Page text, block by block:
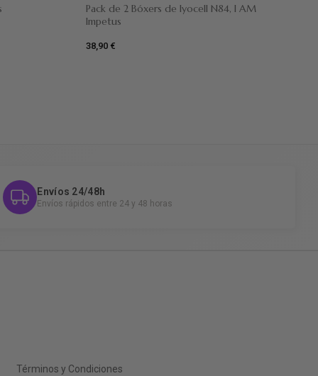
Pack de 2 Bóxers de lyocell N84, I AM
Impetus
38,90 €
Envíos 24/48h
Envíos rápidos entre 24 y 48 horas
Términos y Condiciones